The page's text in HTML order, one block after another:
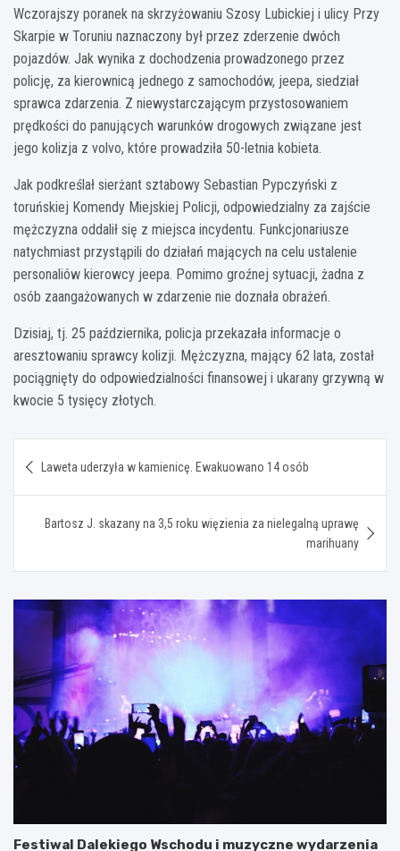
Wczorajszy poranek na skrzyżowaniu Szosy Lubickiej i ulicy Przy
Skarpie w Toruniu naznaczony był przez zderzenie dwóch
pojazdów. Jak wynika z dochodzenia prowadzonego przez
policję, za kierownicą jednego z samochodów, jeepa, siedział
sprawca zdarzenia. Z niewystarczającym przystosowaniem
prędkości do panujących warunków drogowych związane jest
jego kolizja z volvo, które prowadziła 50-letnia kobieta.
Jak podkreślał sierżant sztabowy Sebastian Pypczyński z
toruńskiej Komendy Miejskiej Policji, odpowiedzialny za zajście
mężczyzna oddalił się z miejsca incydentu. Funkcjonariusze
natychmiast przystąpili do działań mających na celu ustalenie
personaliów kierowcy jeepa. Pomimo groźnej sytuacji, żadna z
osób zaangażowanych w zdarzenie nie doznała obrażeń.
Dzisiaj, tj. 25 października, policja przekazała informacje o
aresztowaniu sprawcy kolizji. Mężczyzna, mający 62 lata, został
pociągnięty do odpowiedzialności finansowej i ukarany grzywną w
kwocie 5 tysięcy złotych.
wpisu
Laweta uderzyła w kamienicę. Ewakuowano 14 osób
Bartosz J. skazany na 3,5 roku więzienia za nielegalną uprawę
marihuany
Festiwal Dalekiego Wschodu i muzyczne wydarzenia